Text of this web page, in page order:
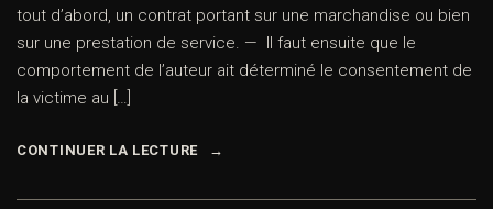
tout d’abord, un contrat portant sur une marchandise ou bien
sur une prestation de service. — Il faut ensuite que le
comportement de l’auteur ait déterminé le consentement de
la victime au […]
CONTINUER LA LECTURE